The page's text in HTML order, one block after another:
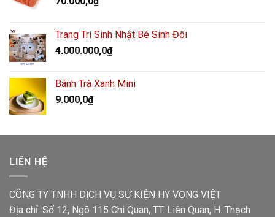
Trang Trí Sinh Nhật Bé Sinh Đôi
4.000.000,0₫
Bánh Trà Xanh Mini
9.000,0₫
LIÊN HỆ
CÔNG TY TNHH DỊCH VỤ SỰ KIỆN HY VỌNG VIỆT
Địa chỉ: Số 12, Ngõ 115 Chi Quan, TT. Liên Quan, H. Thạch